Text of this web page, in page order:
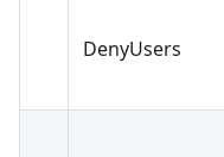
DenyUsers